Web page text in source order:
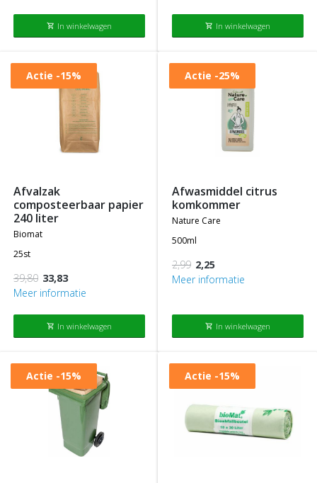
shopping_cart In winkelwagen shopping_cart In winkelwagen
Actie -15%
afvalzak
composteerbaar papier
240 liter
biomat
25st
39,80 33,83
Meer informatie
shopping_cart In winkelwagen
Actie -25%
afwasmiddel citrus
komkommer
nature care
500ml
2,99 2,25
Meer informatie
shopping_cart In winkelwagen
Actie -15% Actie -15%